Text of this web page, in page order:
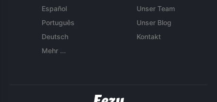
Español
Português
Deutsch
Mehr ...
Unser Team
Unser Blog
Kontakt